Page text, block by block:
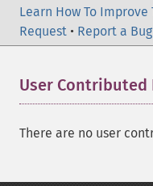
Learn How To Improve
Request • Report a Bug
User Contributed
There are no user